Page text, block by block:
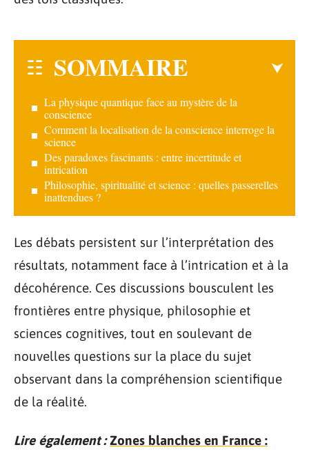
SOMMAIRE
La physique quantique face au mystère de la
conscience
Comment la localisation de la conscience interroge la
science
Des paradoxes fascinants : entre incertitude et
intrication
Philosophie, spiritualité et science : quelles passerelles
inattendues ?
Les débats persistent sur l’interprétation des
résultats, notamment face à l’intrication et à la
décohérence. Ces discussions bousculent les
frontières entre physique, philosophie et
sciences cognitives, tout en soulevant de
nouvelles questions sur la place du sujet
observant dans la compréhension scientifique
de la réalité.
Lire également : Zones blanches en France :